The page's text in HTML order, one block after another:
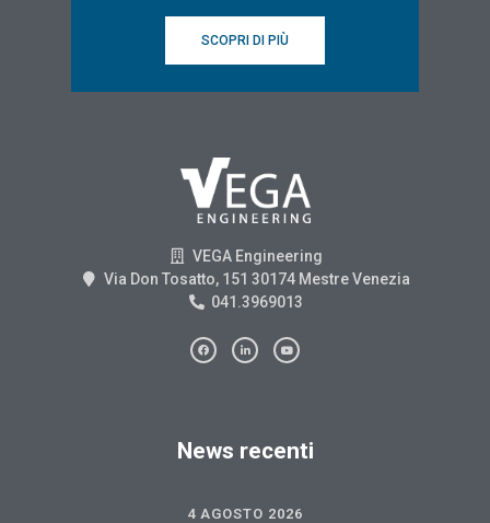
SCOPRI DI PIÙ
VEGA Engineering
Via Don Tosatto, 151 30174 Mestre Venezia
041.3969013
News recenti
4 AGOSTO 2026